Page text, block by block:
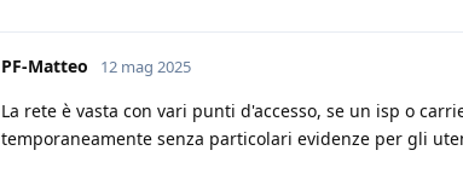
PF-Matteo 12 mag 2025
La rete è vasta con vari punti d'accesso, se un isp o
temporaneamente senza particolari evidenze per gli